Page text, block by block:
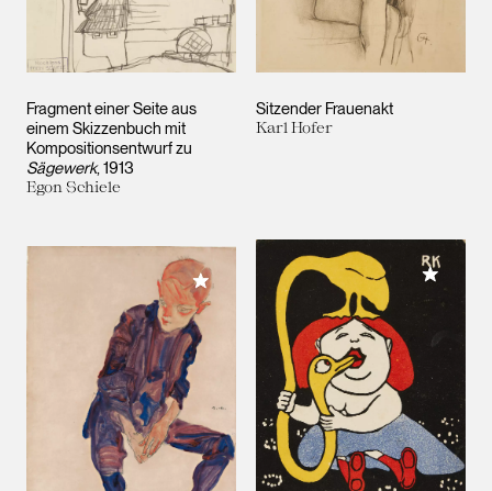
Fragment einer Seite aus
einem Skizzenbuch mit
Kompositionsentwurf zu
Sägewerk, 1913
Egon Schiele
Sitzender Frauenakt
Karl Hofer
Meiner Sammlung hinzufügen Meiner